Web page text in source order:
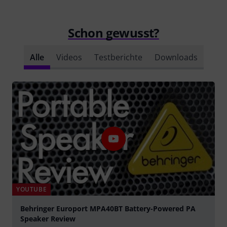
Schon gewusst?
Alle Videos Testberichte Downloads
YOUTUBE
Behringer Europort MPA40BT Battery-Powered PA
Speaker Review